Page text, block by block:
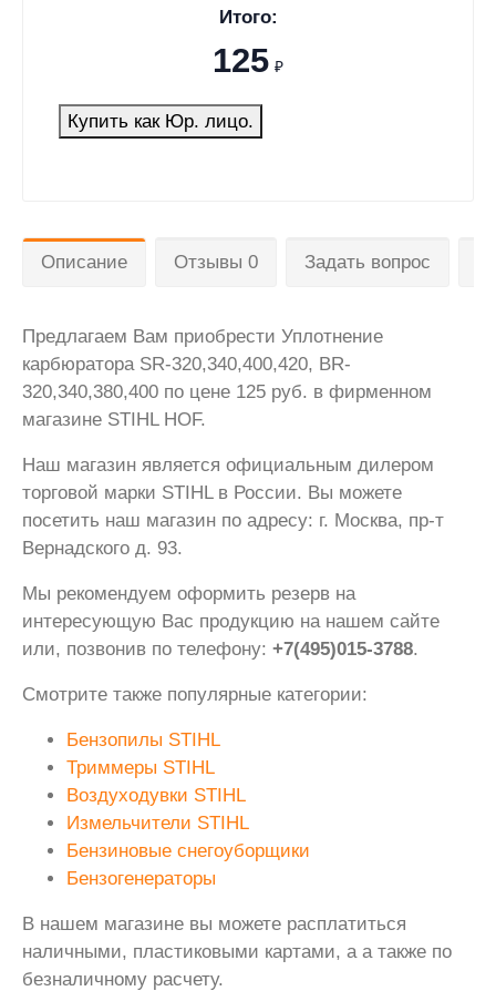
Итого:
125 ₽
Купить как Юр. лицо.
Описание Отзывы 0 Задать вопрос
Предлагаем Вам приобрести Уплотнение
карбюратора SR-320,340,400,420, BR-
320,340,380,400 по цене 125 руб. в фирменном
магазине STIHL HOF.
Наш магазин является официальным дилером
торговой марки STIHL в России. Вы можете
посетить наш магазин по адресу: г. Москва, пр-т
Вернадского д. 93.
Мы рекомендуем оформить резерв на
интересующую Вас продукцию на нашем сайте
или, позвонив по телефону: +7(495)015-3788.
Смотрите также популярные категории:
Бензопилы STIHL
Триммеры STIHL
Воздуходувки STIHL
Измельчители STIHL
Бензиновые снегоуборщики
Бензогенераторы
В нашем магазине вы можете расплатиться
наличными, пластиковыми картами, а а также по
безналичному расчету.